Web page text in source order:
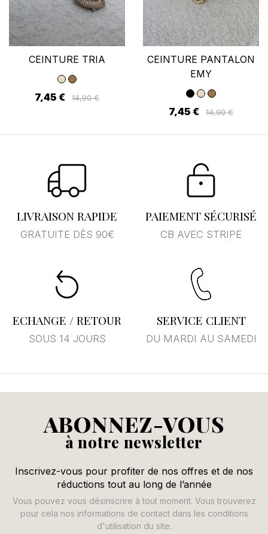
CEINTURE TRIA
7,45 € 14,90 €
CEINTURE PANTALON
EMY
7,45 € 14,90 €
LIVRAISON RAPIDE
GRATUITE DÈS 90€
PAIEMENT SÉCURISÉ
CB AVEC STRIPE
ECHANGE / RETOUR
SOUS 14 JOURS
SERVICE CLIENT
DU MARDI AU SAMEDI
ABONNEZ-VOUS
à notre newsletter
Inscrivez-vous pour profiter de nos offres et de nos
réductions tout au long de l’année
Vous pouvez vous désinscrire à tout moment. Vous trouverez
pour cela nos informations de contact dans les conditions
d'utilisation du site.